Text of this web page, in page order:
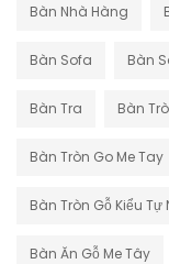
Bàn Nhà Hàng
Bàn Sofa Bàn
Bàn Tra Bàn
Bàn Tròn Go Me Tay
Bàn Tròn Gỗ Kiểu Tự
Bàn Ăn Gỗ Me Tây